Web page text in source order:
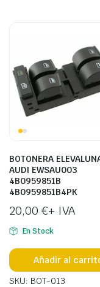
BOTONERA
AUDI EWSAU003
4B0959851B
4B0959851B4PK
20,00 €+ IVA
En Stock
Añadir al
SKU: BOT-013